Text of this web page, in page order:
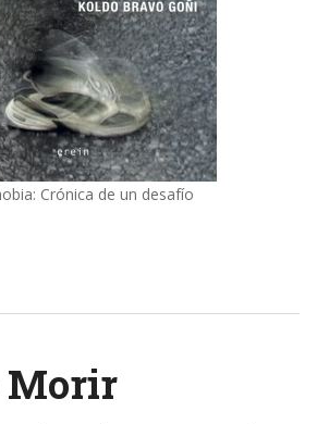
Crónica de un desafío
Morir